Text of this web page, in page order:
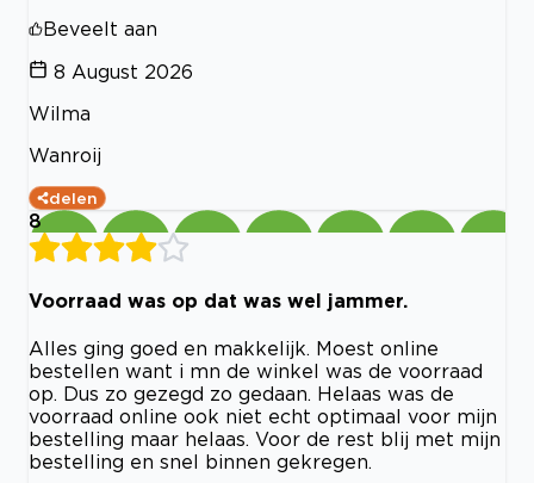
Beveelt aan
8 August 2026
Wilma
Wanroij
delen
8
Voorraad was op dat was wel jammer.
Alles ging goed en makkelijk. Moest online
bestellen want i mn de winkel was de voorraad
op. Dus zo gezegd zo gedaan. Helaas was de
voorraad online ook niet echt optimaal voor mijn
bestelling maar helaas. Voor de rest blij met mijn
bestelling en snel binnen gekregen.